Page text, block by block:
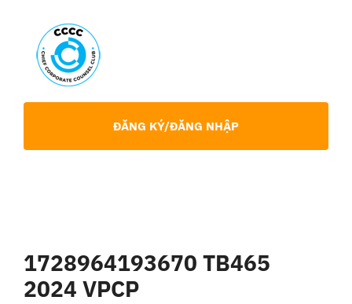
content
Chia Sẻ Chuyên Môn
ĐĂNG KÝ/ĐĂNG NHẬP
1728964193670 TB465
2024 VPCP